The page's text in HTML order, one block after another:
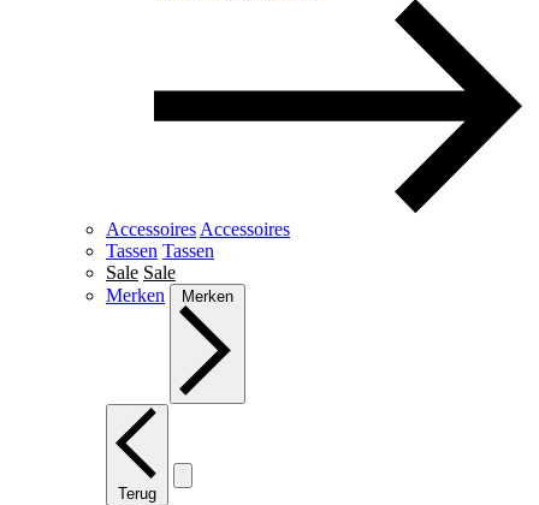
Accessoires Accessoires
Tassen Tassen
Sale Sale
Merken
Merken
Terug